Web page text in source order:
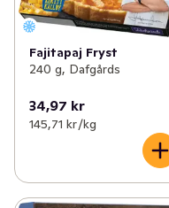
Fajitapaj Fryst
240 g, Dafgårds
34,97 kr
145,71 kr /kg